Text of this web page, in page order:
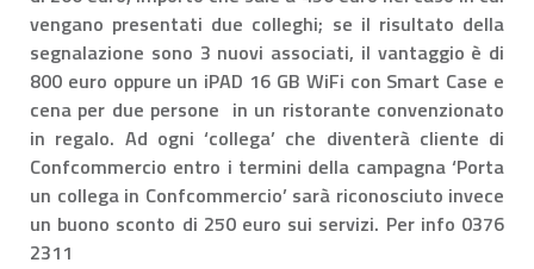
vengano presentati due colleghi; se il risultato della
segnalazione sono 3 nuovi associati, il vantaggio è di
800 euro oppure un iPAD 16 GB WiFi con Smart Case e
cena per due persone in un ristorante convenzionato
in regalo. Ad ogni ‘collega’ che diventerà cliente di
Confcommercio entro i termini della campagna ‘Porta
un collega in Confcommercio’ sarà riconosciuto invece
un buono sconto di 250 euro sui servizi. Per info 0376
2311